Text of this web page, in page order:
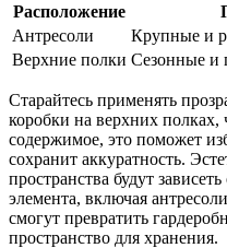
Расположение
Антресоли
Крупные и
Верхние полки Сезонные и
Старайтесь применять
коробки на верхних полках,
содержимое, это поможет
сохранит аккуратность.
пространства будут
элемента, включая
смогут превратить
пространство для хранения.